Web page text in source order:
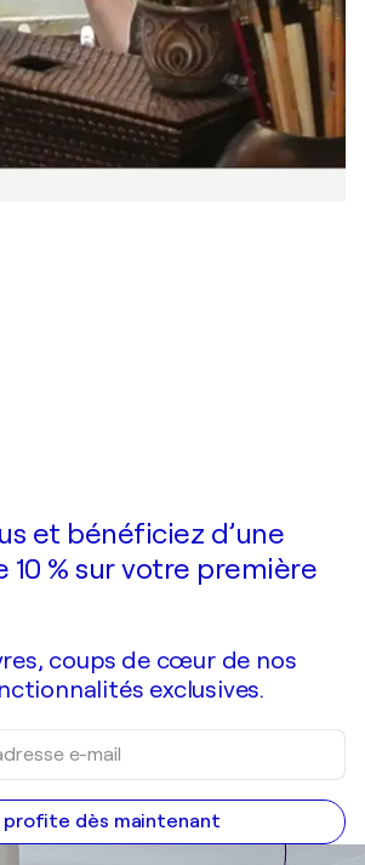
et bénéficiez d’une
10 % sur votre première
coups de cœur de nos
exclusives.
profite dès maintenant